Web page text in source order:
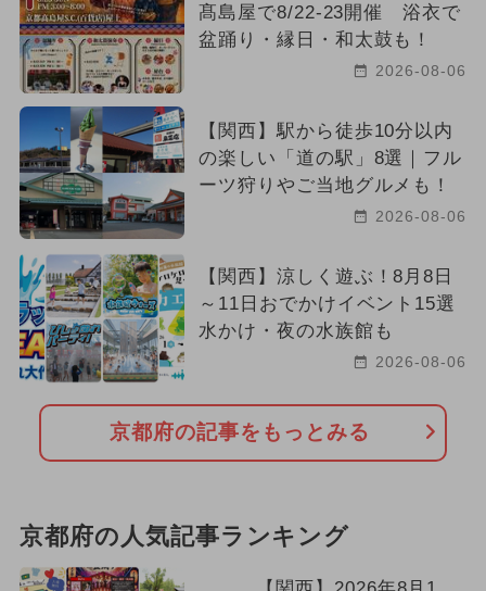
髙島屋で8/22-23開催 浴衣で
盆踊り・縁日・和太鼓も！
2026-08-06
【関西】駅から徒歩10分以内
の楽しい「道の駅」8選｜フル
ーツ狩りやご当地グルメも！
2026-08-06
【関西】涼しく遊ぶ！8月8日
～11日おでかけイベント15選
水かけ・夜の水族館も
2026-08-06
京都府の記事をもっとみる
京都府の人気記事ランキング